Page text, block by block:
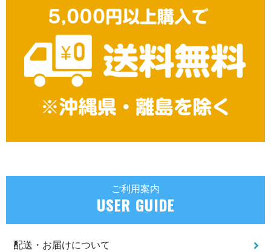
ご利用案内
USER GUIDE
配送・お届けについて